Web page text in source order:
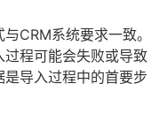
CRM系统要求一致。
程可能会失败或导致
导入过程中的首要步